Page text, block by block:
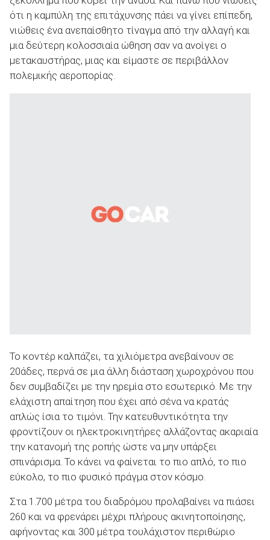
ότι η καμπύλη της επιτάχυνσης πάει να γίνει επίπεδη,
νιώθεις ένα ανεπαίσθητο τίναγμα από την αλλαγή και
μια δεύτερη κολοσσιαία ώθηση σαν να ανοίγει ο
μετακαυστήρας, μιας και είμαστε σε περιβάλλον
πολεμικής αεροπορίας.
Το κοντέρ καλπάζει, τα χιλιόμετρα ανεβαίνουν σε
20άδες, περνά σε μια άλλη διάσταση χωροχρόνου που
δεν συμβαδίζει με την ηρεμία στο εσωτερικό. Με την
ελάχιστη απαίτηση που έχει από σένα να κρατάς
απλώς ίσια το τιμόνι. Την κατευθυντικότητα την
φροντίζουν οι ηλεκτροκινητήρες αλλάζοντας ακαριαία
την κατανομή της ροπής ώστε να μην υπάρξει
σπινάρισμα. Το κάνει να φαίνεται το πιο απλό, το πιο
εύκολο, το πιο φυσικό πράγμα στον κόσμο.
Στα 1.700 μέτρα του διαδρόμου προλαβαίνει να πιάσει
260 και να φρενάρει μέχρι πλήρους ακινητοποίησης,
αφήνοντας και 300 μέτρα τουλάχιστον περιθώριο